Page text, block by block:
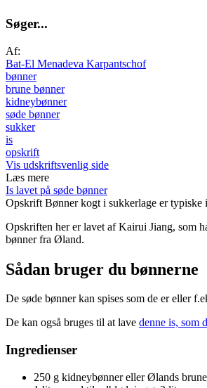
Søger...
Af:
Bat-El Menadeva Karpantschof
bønner
brune bønner
kidneybønner
søde bønner
sukker
is
opskrift
Vis udskriftsvenlig side
Læs mere
Is lavet på søde bønner
Opskrift Bønner kogt i sukkerlage er
Opskriften her er lavet af Kairui Jiang, som
bønner fra Øland.
Sådan bruger du bønnerne
De søde bønner kan spises som de er eller
De kan også bruges til at lave denne is, som
Ingredienser
250 g kidneybønner eller Ølands